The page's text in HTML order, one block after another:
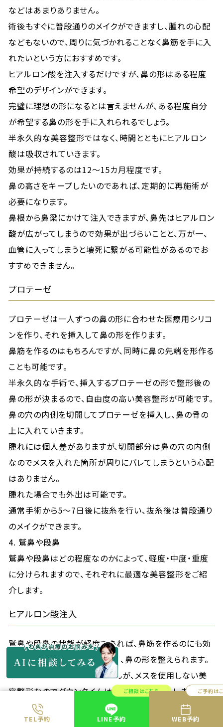
TEL予約
ご相談はこちら
LINE予約
ご予約は
WEB予約
などはあまりありません。
術後もすぐに普段通りのメイクができますし、腫れの心配
などもないので、周りに気づかれることなく鼻筋を手に入
れたいという方におすすめです。
ヒアルロン酸を注入するだけですが、鼻の形はある程度
希望のデザインができます。
完璧に理想の形になるとは言えませんが、ある程度自分
が希望する鼻の形を手に入れられるでしょう。
半永久的な美容整形ではなく、時間とともにヒアルロン
酸は吸収されていきます。
効果が持続するのは12〜15カ月程度です。
鼻の高さをキープしたいのであれば、定期的に再施術が
必要になります。
鼻根から鼻梁にかけて注入できますが、鼻先はヒアルロン
酸が広がってしまうので効果が出づらいことと、万が一、
血管に入ってしまうと壊死に繋がる可能性があるのでお
すすめできません。
プロテーゼ
プロテーゼは一人ずつの鼻の形に合わせた医療用シリコ
ンを作り、それを挿入して鼻の形を作ります。
鼻筋を作るのはもちろんですが、同時に鼻の先端を形作る
ことも可能です。
半永久的な手術で、挿入するプロテーゼの形で整形後の
鼻の形が決まるので、自由度の高い美容整形が可能です。
鼻の穴の内側を切開してプロテーゼを挿入し、鼻の骨の
上に入れていきます。
腫れには個人差がありますが、切開部分は鼻の穴の内側
なのでメスを入れた箇所が周りにバレてしまうという心配
はありません。
腫れた場合でも外出は可能です。
通常手術から5～7日後に抜糸を行い、抜糸後は普段通り
のメイクができます。
4. 鷲鼻や段鼻
鷲鼻や段鼻はどの程度なのかによって、軽度・中度・重度
に分けられますので、それぞれに最適な美容整形をご紹
介します。
ヒアルロン酸注入
鷲鼻や段鼻の状態が軽度であれば、鼻筋を作るのにも効
果的なヒアルロン酸を注入して、鼻の形を整えられます。
半永久的な手術ではありませんが、メスを使用しない美
容整形なのでダウンタイムはほぼなく、腫れてしまう心配
もありません。
ただ効果は12〜15カ月程度しかありませんので、定期的